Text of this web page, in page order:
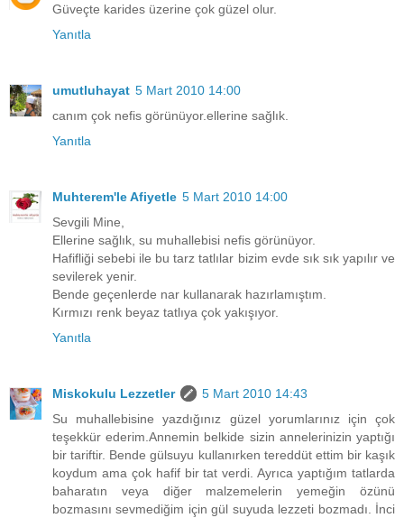
Güveçte karides üzerine çok güzel olur.
Yanıtla
umutluhayat 5 Mart 2010 14:00
canım çok nefis görünüyor.ellerine sağlık.
Yanıtla
Muhterem'le Afiyetle 5 Mart 2010 14:00
Sevgili Mine,
Ellerine sağlık, su muhallebisi nefis görünüyor.
Hafifliği sebebi ile bu tarz tatlılar bizim evde sık sık yapılır ve
sevilerek yenir.
Bende geçenlerde nar kullanarak hazırlamıştım.
Kırmızı renk beyaz tatlıya çok yakışıyor.
Yanıtla
Miskokulu Lezzetler
5 Mart 2010 14:43
Su muhallebisine yazdığınız güzel yorumlarınız için çok
teşekkür ederim.Annemin belkide sizin annelerinizin yaptığı
bir tariftir. Bende gülsuyu kullanırken tereddüt ettim bir kaşık
koydum ama çok hafif bir tat verdi. Ayrıca yaptığım tatlarda
baharatın veya diğer malzemelerin yemeğin özünü
bozmasını sevmediğim için gül suyuda lezzeti bozmadı. İnci